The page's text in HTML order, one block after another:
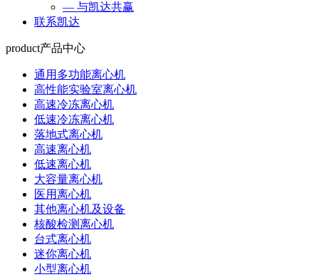
— 与凯达共赢
联系凯达
product产品中心
通用多功能离心机
高性能实验室离心机
高速冷冻离心机
低速冷冻离心机
落地式离心机
高速离心机
低速离心机
大容量离心机
医用离心机
其他离心机及设备
核酸检测离心机
台式离心机
迷你离心机
小型离心机